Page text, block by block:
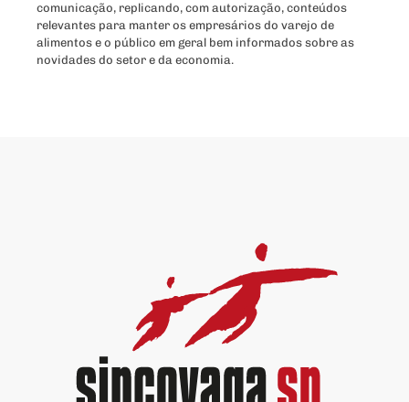
comunicação, replicando, com autorização, conteúdos
relevantes para manter os empresários do varejo de
alimentos e o público em geral bem informados sobre as
novidades do setor e da economia.